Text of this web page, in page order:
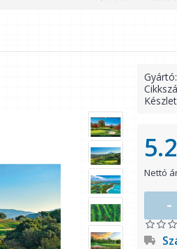
Gyártó:
Nettó
-